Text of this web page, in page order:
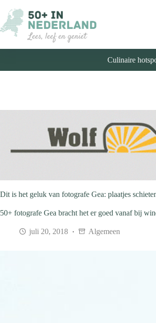
naar
de
inhoud
Culinaire
Dit is het geluk van fotografe Gea: plaatjes
50+ fotografe Gea bracht het er goed vanaf bij
juli 20, 2018 Algemeen